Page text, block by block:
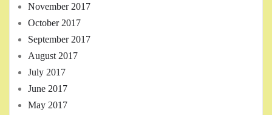
November 2017
October 2017
September 2017
August 2017
July 2017
June 2017
May 2017